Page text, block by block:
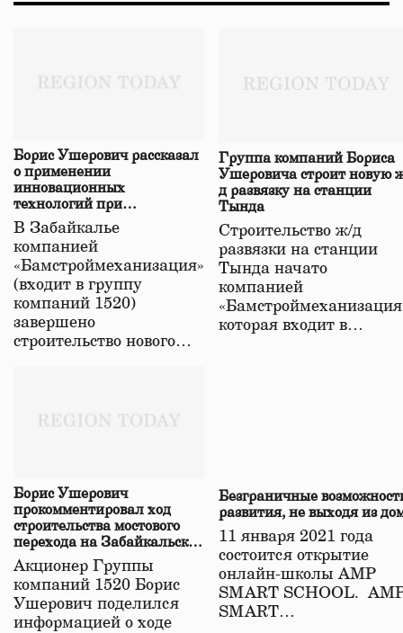
Борис Ушерович рассказал
о применении
инновационных
технологий при
строительстве нового моста
в Забайкалье
В Забайкалье
компанией
«Бамстроймеханизация»
(входит в группу
компаний 1520)
завершено
строительство нового…
Группа компаний Бориса
Ушеровича строит новую
д развязку на станции
Тында
Строительство ж/д
развязки на станции
Тында начато
компанией
которая входит в…
Борис Ушерович
прокомментировал ход
строительства мостового
перехода на Забайкальской
железной дороге
Акционер Группы
компаний 1520 Борис
Ушерович поделился
информацией о ходе
Безграничные
развития, не выходя из
11 января 2021 года
состоится открытие
онлайн-школы АМР
SMART SCHOOL.
SMART…